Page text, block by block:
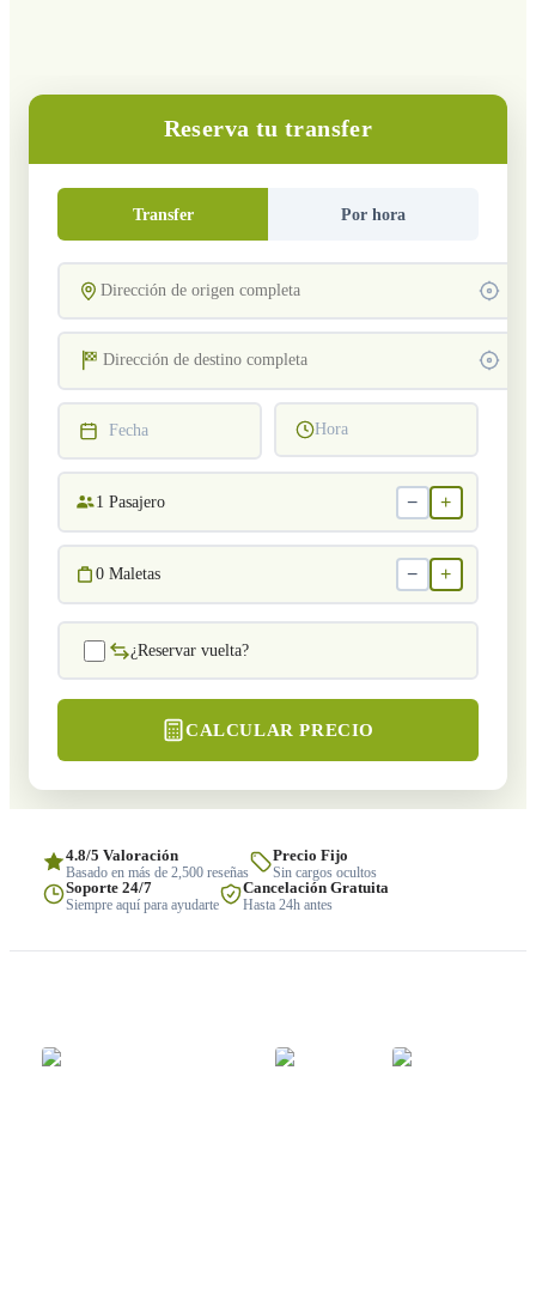
Reserva tu transfer
Transfer Por hora
Fecha Hora
1 Pasajero − +
0 Maletas − +
¿Reservar vuelta?
CALCULAR PRECIO
4.8/5 Valoración
Basado en más de 2,500 reseñas
Precio Fijo
Sin cargos ocultos
Soporte 24/7
Siempre aquí para ayudarte
Cancelación Gratuita
Hasta 24h antes